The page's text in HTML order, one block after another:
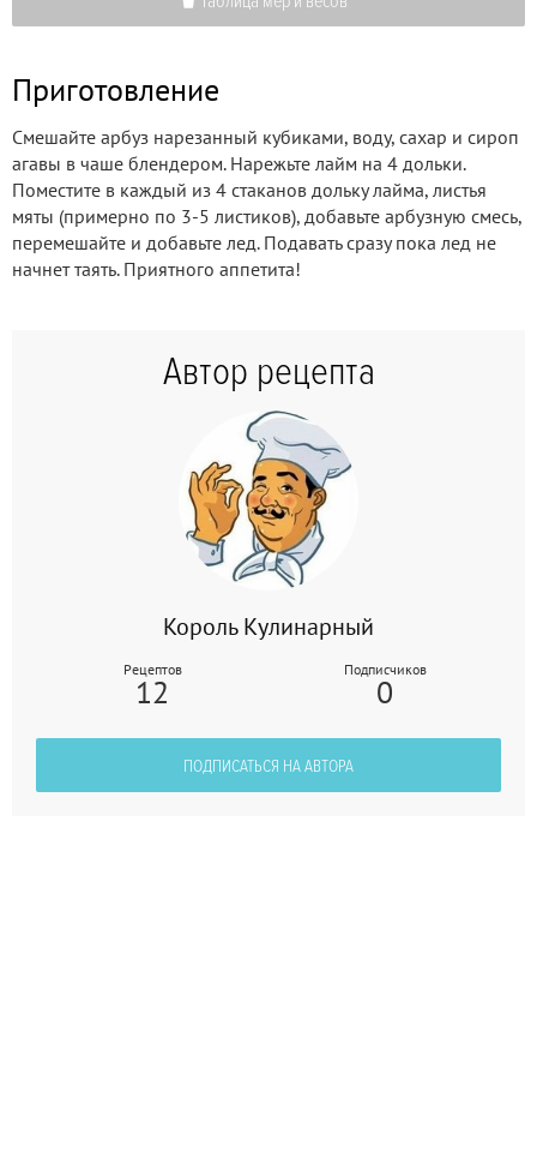
Приготовление
Смешайте арбуз нарезанный кубиками, воду, сахар и сироп
агавы в чаше блендером. Нарежьте лайм на 4 дольки.
Поместите в каждый из 4 стаканов дольку лайма, листья
мяты (примерно по 3-5 листиков), добавьте арбузную смесь,
перемешайте и добавьте лед. Подавать сразу пока лед не
начнет таять. Приятного аппетита!
Автор рецепта
Король Кулинарный
Рецептов
12
Подписчиков
0
ПОДПИСАТЬСЯ НА АВТОРА